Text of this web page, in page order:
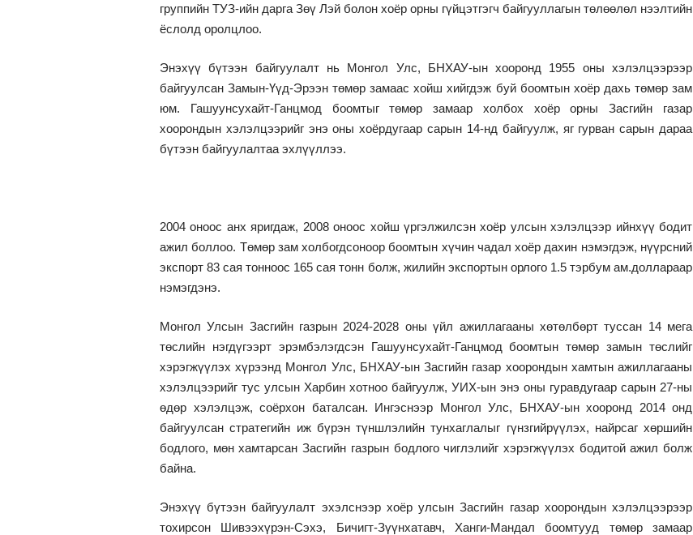
группийн ТУЗ-ийн дарга Зөү Лэй болон хоёр орны гүйцэтгэгч байгууллагын төлөөлөл нээлтийн
ёслолд оролцлоо.
Энэхүү бүтээн байгуулалт нь Монгол Улс, БНХАУ-ын хооронд 1955 оны хэлэлцээрээр
байгуулсан Замын-Үүд-Эрээн төмөр замаас хойш хийгдэж буй боомтын хоёр дахь төмөр зам
юм. Гашуунсухайт-Ганцмод боомтыг төмөр замаар холбох хоёр орны Засгийн газар
хоорондын хэлэлцээрийг энэ оны хоёрдугаар сарын 14-нд байгуулж, яг гурван сарын дараа
бүтээн байгуулалтаа эхлүүллээ.
2004 оноос анх яригдаж, 2008 оноос хойш үргэлжилсэн хоёр улсын хэлэлцээр ийнхүү бодит
ажил боллоо. Төмөр зам холбогдсоноор боомтын хүчин чадал хоёр дахин нэмэгдэж, нүүрсний
экспорт 83 сая тонноос 165 сая тонн болж, жилийн экспортын орлого 1.5 тэрбум ам.доллараар
нэмэгдэнэ.
Монгол Улсын Засгийн газрын 2024-2028 оны үйл ажиллагааны хөтөлбөрт туссан 14 мега
төслийн нэгдүгээрт эрэмбэлэгдсэн Гашуунсухайт-Ганцмод боомтын төмөр замын төслийг
хэрэгжүүлэх хүрээнд Монгол Улс, БНХАУ-ын Засгийн газар хоорондын хамтын ажиллагааны
хэлэлцээрийг тус улсын Харбин хотноо байгуулж, УИХ-ын энэ оны гуравдугаар сарын 27-ны
өдөр хэлэлцэж, соёрхон баталсан. Ингэснээр Монгол Улс, БНХАУ-ын хооронд 2014 онд
байгуулсан стратегийн иж бүрэн түншлэлийн тунхаглалыг гүнзгийрүүлэх, найрсаг хөршийн
бодлого, мөн хамтарсан Засгийн газрын бодлого чиглэлийг хэрэгжүүлэх бодитой ажил болж
байна.
Энэхүү бүтээн байгуулалт эхэлснээр хоёр улсын Засгийн газар хоорондын хэлэлцээрээр
тохирсон Шивээхүрэн-Сэхэ, Бичигт-Зүүнхатавч, Ханги-Мандал боомтууд төмөр замаар